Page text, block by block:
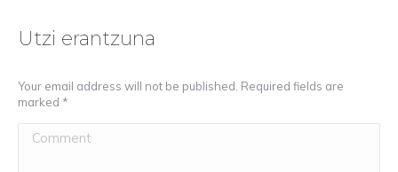
Utzi erantzuna
Your email address will not be published. Required fields are
marked *
Comment